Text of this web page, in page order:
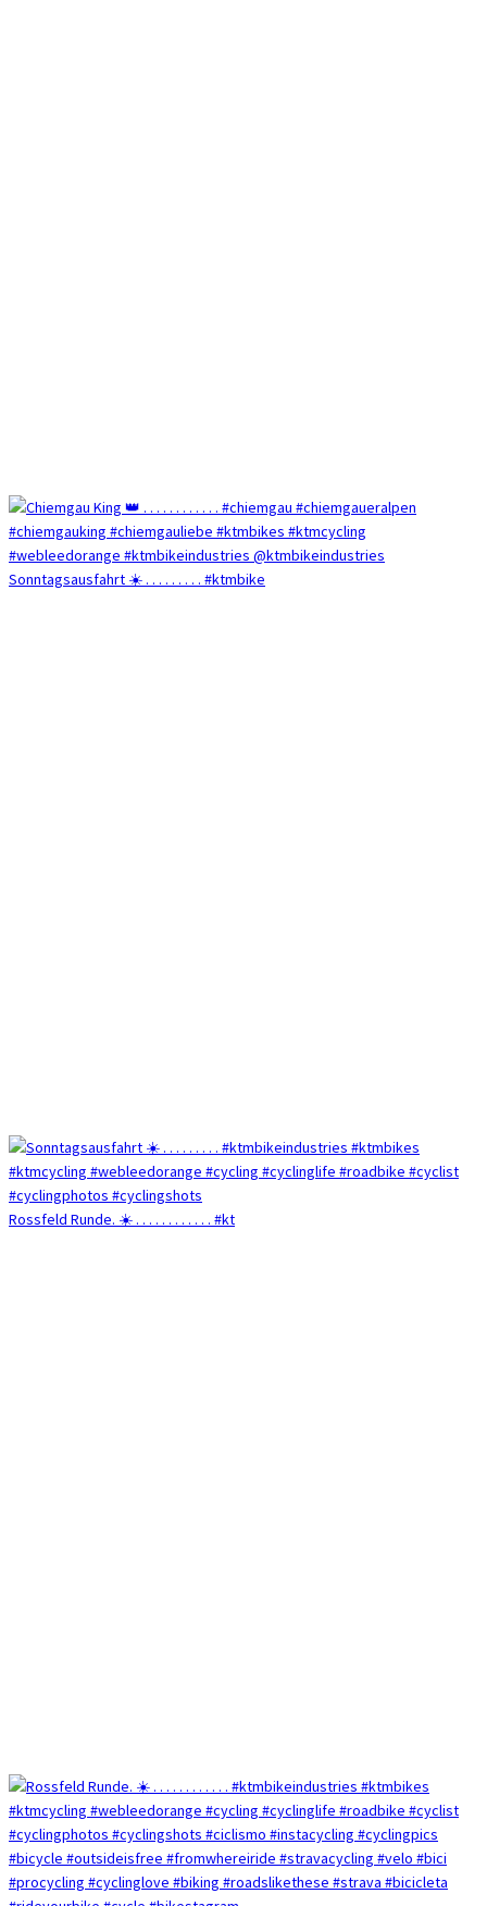
Sonntagsausfahrt ☀️ . . . . . . . . . #ktmbike
Rossfeld Runde. ☀️ . . . . . . . . . . . . #kt